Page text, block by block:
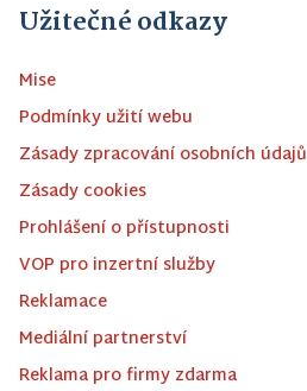
Užitečné odkazy
Mise
Podmínky užití webu
Zásady zpracování osobních údajů
Zásady cookies
Prohlášení o přístupnosti
VOP pro inzertní služby
Reklamace
Mediální partnerství
Reklama pro firmy zdarma